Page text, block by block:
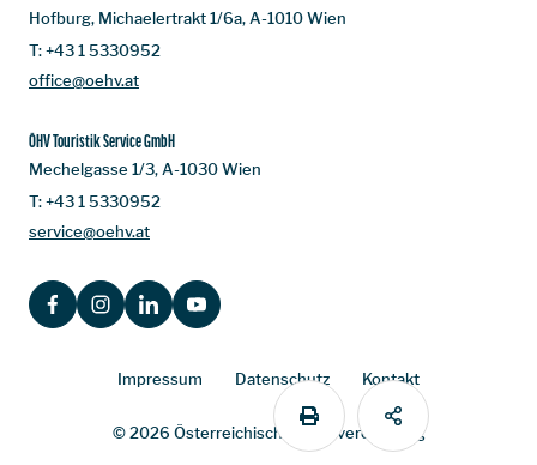
Hofburg, Michaelertrakt 1/6a, A-1010 Wien
T:+43 1 5330952
office@oehv.at
ÖHV Touristik Service GmbH
Mechelgasse 1/3, A-1030 Wien
T:+43 1 5330952
service@oehv.at
FACEBOOKINSTAGRAMLINKEDINYOUTUBE
Impressum Datenschutz Kontakt
© 2026 Österreichische Hotelvereinigung
PRINT SHARE